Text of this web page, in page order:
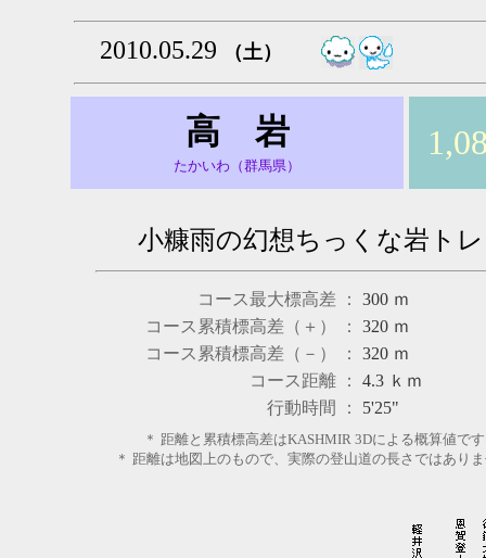
2010.05.29 （土）
高 岩
たかいわ（群馬県）
小糠雨の幻想ちっくな岩トレ
コース最大標高差 ： 300 ｍ
コース累積標高差（＋） ：
320 ｍ
コース累積標高差（－） ：
320 ｍ
コース距離 ：
4.3 ｋｍ
行動時間 ：
5'25"
＊ 距離と累積標高差はKASHMIR 3Dによる概算値です
＊ 距離は地図上のもので、実際の登山道の長さではあり